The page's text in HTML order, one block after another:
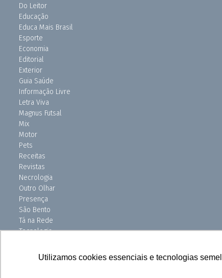
Utilizamos cookies essenciais e tecnologias
Do Leitor
Educação
Educa Mais Brasil
Esporte
Economia
Editorial
Exterior
Guia Saúde
Informação Livre
Letra Viva
Magnus Futsal
Mix
Motor
Pets
Receitas
Revistas
Necrologia
Outro Olhar
Presença
São Bento
Tá na Rede
Tecnologia
Uniso Ciência